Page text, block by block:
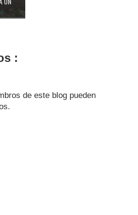
:
de este blog pueden